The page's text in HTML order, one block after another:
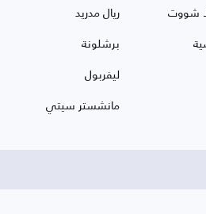
شووت
ريال مدريد
برشلونة
ليفربول
مانشستر سيتي